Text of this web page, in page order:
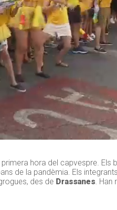
hora del capvespre. Els
de la pandèmia. Els
des de Drassanes .